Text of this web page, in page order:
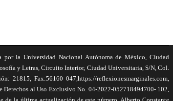
por la Universidad Nacional Autónoma de México, Ciudad
y Letras, Circuito Interior, Ciudad Universitaria, S/N, Col.
21815, Fax:56160 047,https://reflexionesmarginales.com,
al Uso Exclusivo No. 04-2022-052718494700- 102,